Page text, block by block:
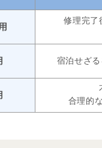
修理完了
宿泊せざ
合理的